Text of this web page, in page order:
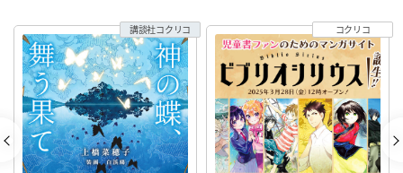
講談社コクリコ コクリコ